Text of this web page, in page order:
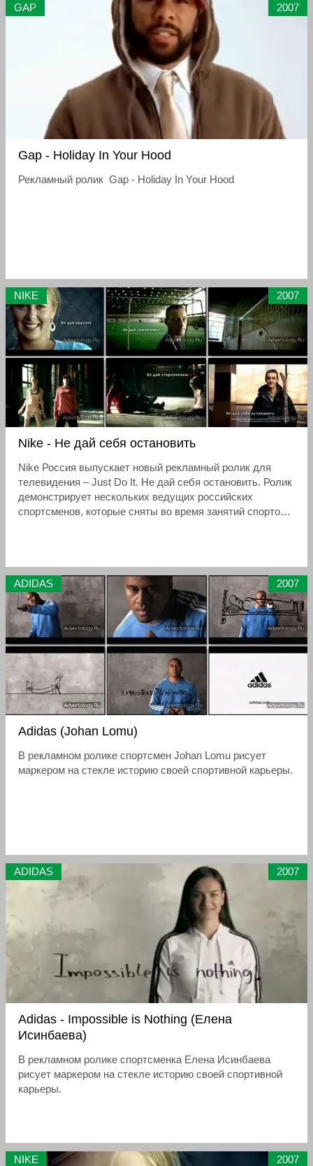
GAP 2007
Gap - Holiday In Your Hood
Рекламный ролик Gap - Holiday In Your Hood
NIKE 2007
Nike - Не дай себя остановить
Nike Россия выпускает новый рекламный ролик для
телевидения – Just Do It. Не дай себя остановить. Ролик
демонстрирует нескольких ведущих российских
спортсменов, которые сняты во время занятий спортом
ADIDAS 2007
Adidas (Johan Lomu)
В рекламном ролике спортсмен Johan Lomu рисует
маркером на стекле историю своей спортивной карьеры.
ADIDAS 2007
Adidas - Impossible is Nothing (Елена
Исинбаева)
В рекламном ролике спортсменка Елена Исинбаева
рисует маркером на стекле историю своей спортивной
карьеры.
NIKE 2007